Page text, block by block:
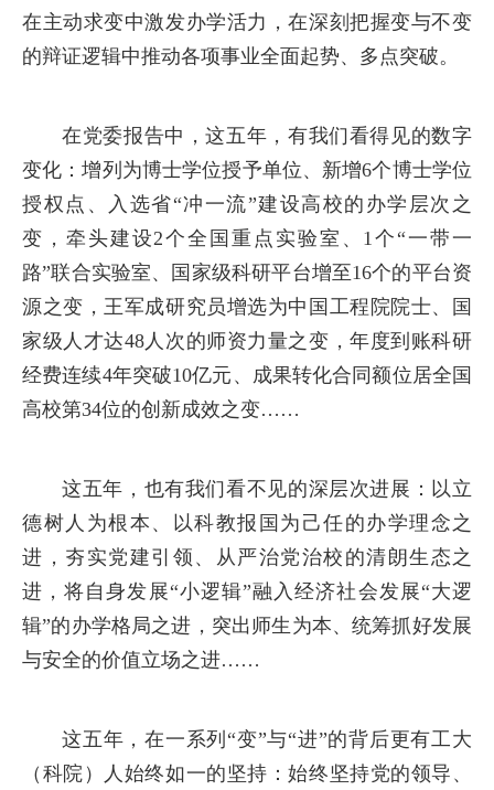
在主动求变中激发办学活力，在深刻把握变与不变
的辩证逻辑中推动各项事业全面起势、多点突破。
在党委报告中，这五年，有我们看得见的数字
变化：增列为博士学位授予单位、新增6个博士学位
授权点、入选省“冲一流”建设高校的办学层次之
变，牵头建设2个全国重点实验室、1个“一带一
路”联合实验室、国家级科研平台增至16个的平台资
源之变，王军成研究员增选为中国工程院院士、国
家级人才达48人次的师资力量之变，年度到账科研
经费连续4年突破10亿元、成果转化合同额位居全国
高校第34位的创新成效之变……
这五年，也有我们看不见的深层次进展：以立
德树人为根本、以科教报国为己任的办学理念之
进，夯实党建引领、从严治党治校的清朗生态之
进，将自身发展“小逻辑”融入经济社会发展“大逻
辑”的办学格局之进，突出师生为本、统筹抓好发展
与安全的价值立场之进……
这五年，在一系列“变”与“进”的背后更有工大
（科院）人始终如一的坚持：始终坚持党的领导、